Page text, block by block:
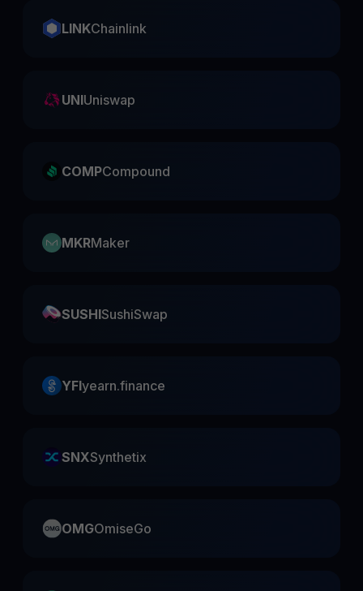
LINKChainlink
UNIUniswap
COMPCompound
MKRMaker
SUSHISushiSwap
YFIyearn.finance
SNXSynthetix
OMGOmiseGo